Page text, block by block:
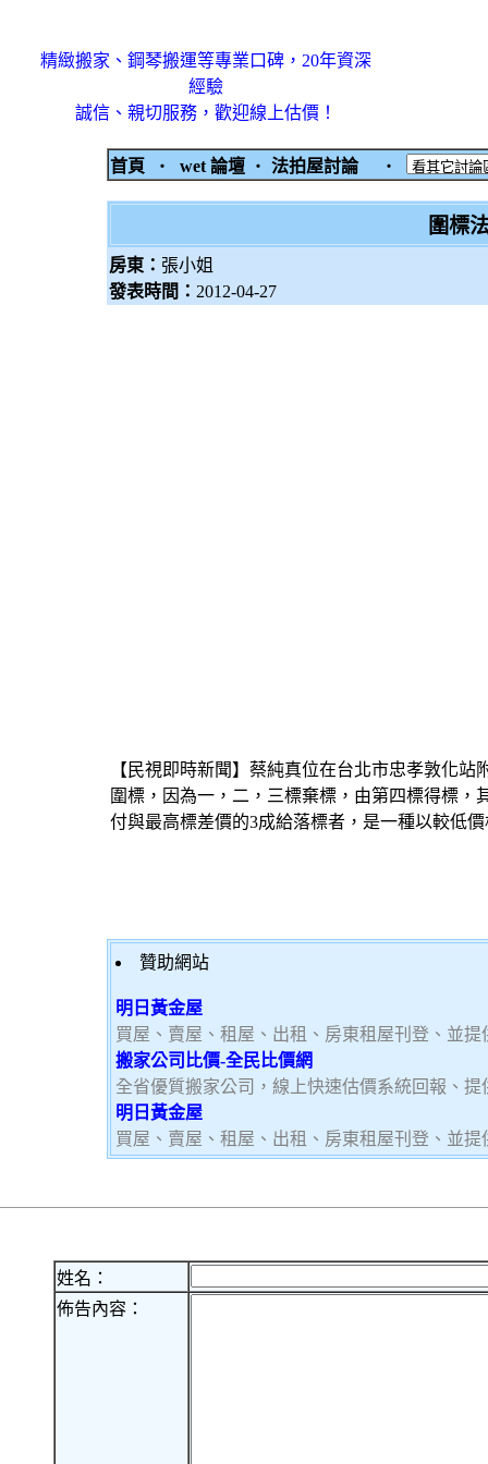
精緻搬家、鋼琴搬運等專業口碑，20年資深
經驗
誠信、親切服務，歡迎線上估價！
首頁 ‧ wet 論壇 ‧ 法拍屋討論 ‧
圍標
房東： 張小姐
發表時間： 2012-04-27
【民視即時新聞】蔡純真位在台北市忠孝敦化
圍標，因為一，二，三標棄標，由第四標得標，
付與最高標差價的3成給落標者，是一種以較低
贊助網站
明日黃金屋
買屋、賣屋、租屋、出租、房東租屋刊登、並
搬家公司比價-全民比價網
全省優質搬家公司，線上快速估價系統回報、
明日黃金屋
買屋、賣屋、租屋、出租、房東租屋刊登、並
姓名：
佈告內容：